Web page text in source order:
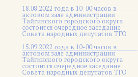
18.08.2022 года в 10-00 часов в
актовом зале администрации
Тайгинского городского округа
состоится очередное заседание
Совета народных депутатов ТГО
15.09.2022 года в 10-00 часов в
актовом зале администрации
Тайгинского городского округа
состоится очередное заседание
Совета народных депутатов ТГО